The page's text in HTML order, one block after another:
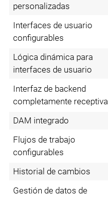
personalizadas
Interfaces de usuario
configurables
Lógica dinámica para
interfaces de usuario
Interfaz de backend
completamente receptiva
DAM integrado
Flujos de trabajo
configurables
Historial de cambios
Gestión de datos de